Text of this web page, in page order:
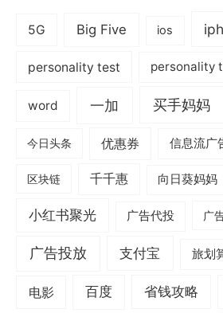
5G Big Five ios
personality test personality
word 一加 买手妈妈
今日头条 优惠券 信息流广
区块链 千千惠 向日葵妈妈
小红书聚光 广告代投 广
广告投放 支付宝 旅划
电影 百度 省钱攻略